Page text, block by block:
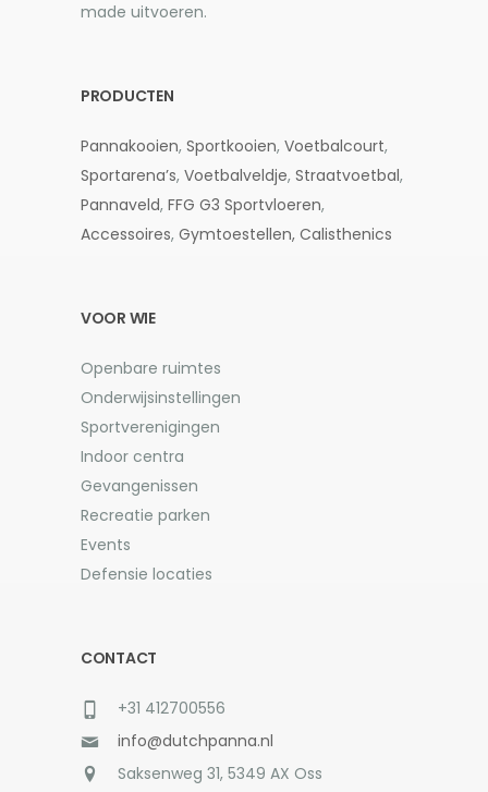
made uitvoeren.
PRODUCTEN
Pannakooien, Sportkooien, Voetbalcourt,
Sportarena’s, Voetbalveldje, Straatvoetbal,
Pannaveld, FFG G3 Sportvloeren,
Accessoires, Gymtoestellen, Calisthenics
VOOR WIE
Openbare ruimtes
Onderwijsinstellingen
Sportverenigingen
Indoor centra
Gevangenissen
Recreatie parken
Events
Defensie locaties
CONTACT
+31 412700556
info@dutchpanna.nl
Saksenweg 31, 5349 AX Oss